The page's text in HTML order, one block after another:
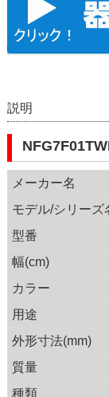
説明
メーカー名
モデル/シリーズ
型番
幅(cm)
カラー
用途
外形寸法(mm)
質量
種類